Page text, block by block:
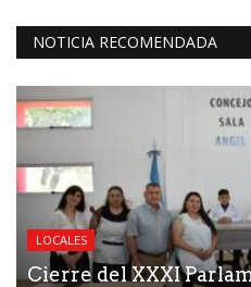
NOTICIA RECOMENDADA
LOCALES
Cierre del XXXI